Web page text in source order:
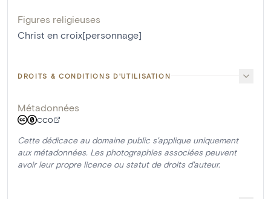
Figures religieuses
Christ en croix[personnage]
DROITS & CONDITIONS D'UTILISATION
Métadonnées
CC0
Cette dédicace au domaine public s'applique uniquement
aux métadonnées. Les photographies associées peuvent
avoir leur propre licence ou statut de droits d'auteur.